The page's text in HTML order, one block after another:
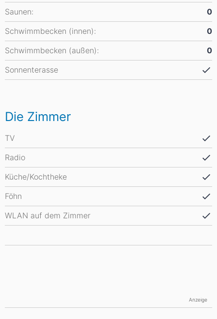
Saunen:
0
Schwimmbecken (innen):
0
Schwimmbecken (außen):
0
Sonnenterasse
Die Zimmer
TV
Radio
Küche/Kochtheke
Föhn
WLAN auf dem Zimmer
Anzeige